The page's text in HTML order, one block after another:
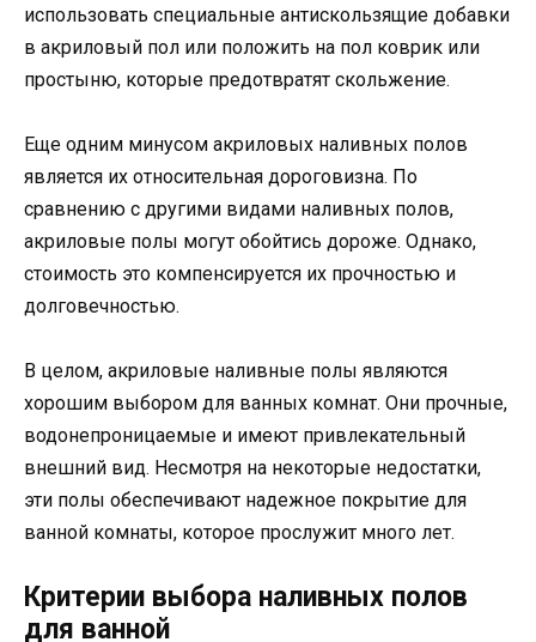
использовать специальные антискользящие добавки
в акриловый пол или положить на пол коврик или
простыню, которые предотвратят скольжение.
Еще одним минусом акриловых наливных полов
является их относительная дороговизна. По
сравнению с другими видами наливных полов,
акриловые полы могут обойтись дороже. Однако,
стоимость это компенсируется их прочностью и
долговечностью.
В целом, акриловые наливные полы являются
хорошим выбором для ванных комнат. Они прочные,
водонепроницаемые и имеют привлекательный
внешний вид. Несмотря на некоторые недостатки,
эти полы обеспечивают надежное покрытие для
ванной комнаты, которое прослужит много лет.
Критерии выбора наливных полов
для ванной